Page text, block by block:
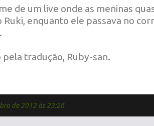
de um live onde as meninas
Ruki, enquanto ele passava no
tradução, Ruby-san.
de 2012 às 23:26